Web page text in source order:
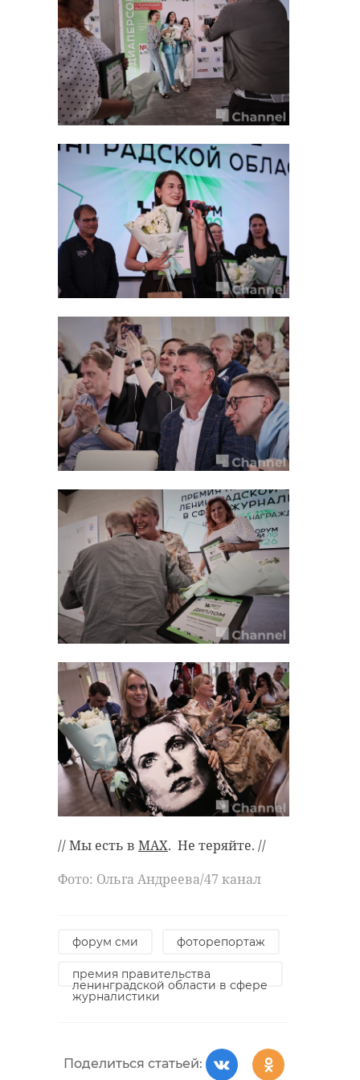
// Мы есть в MAX. Не теряйте. //
Фото: Ольга Андреева/47 канал
форум сми фоторепортаж
премия правительства
ленинградской области в сфере
журналистики
Поделиться статьей:
Правительство
Ленобласти
утвердило новый
01 апреля, 15:54
Детский сад
Тельмана
02 апреля, 12:21
пенсии.
После выхода человека на пенсию
Социальный фонд продолжает
выплачивать пенсию по старости,
а также различные социальные
доплаты и льготы. Многие услуги
сегодня предоставляются
автоматически, без подачи
заявлений, благодаря обмену
данными между
государственными системами.
Подробную информацию об
услугах регионального отделения
СФР можно получитьна
официальном сайте фонда
, по
телефону круглосуточного
контакт-центра 8 (800) 100-00-01
или в клиентских службах
Социального фонда.
Фото: Изображение создано при
помощи нейросети
СФР петербург
Поделиться статьей: